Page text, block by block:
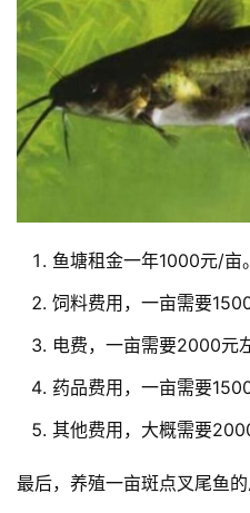
鱼塘租金一年1000元/亩。
饲料费用，一亩需要
电费，一亩需要2000元
药品费用，一亩需要
其他费用，大概需要
最后，养殖一亩斑点叉尾鱼